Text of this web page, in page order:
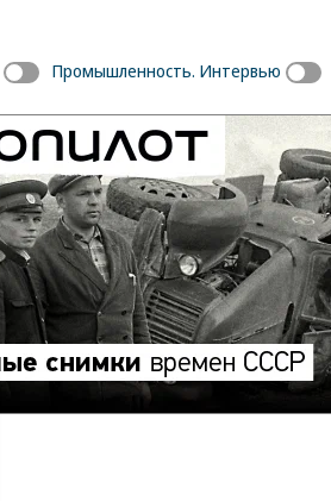
Промышленность. Интервью